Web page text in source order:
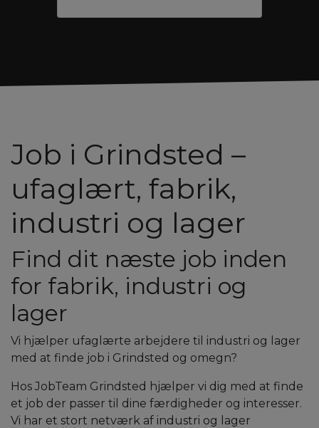
Job i Grindsted –
ufaglært, fabrik,
industri og lager
Find dit næste job inden
for fabrik, industri og
lager
Vi hjælper ufaglærte arbejdere til industri og lager
med at finde job i Grindsted og omegn?
Hos JobTeam Grindsted hjælper vi dig med at finde
et job der passer til dine færdigheder og interesser.
Vi har et stort netværk af industri og lager